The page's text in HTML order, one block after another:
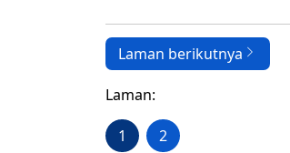
Laman berikutnya
Laman:
1 2